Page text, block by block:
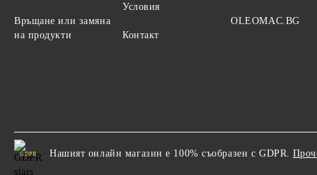
Връщане или замяна
на продукти
Условия
Контакт
OLEOMAC.BG
GDPR Нашият онлайн магазин е 100% съобразен с GDPR.